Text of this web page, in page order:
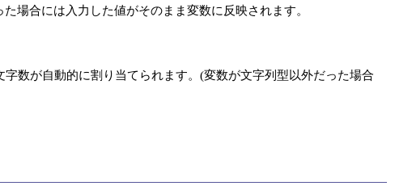
場合には入力した値がそのまま変数に反映されます。
数が自動的に割り当てられます。(変数が文字列型以外だった場合